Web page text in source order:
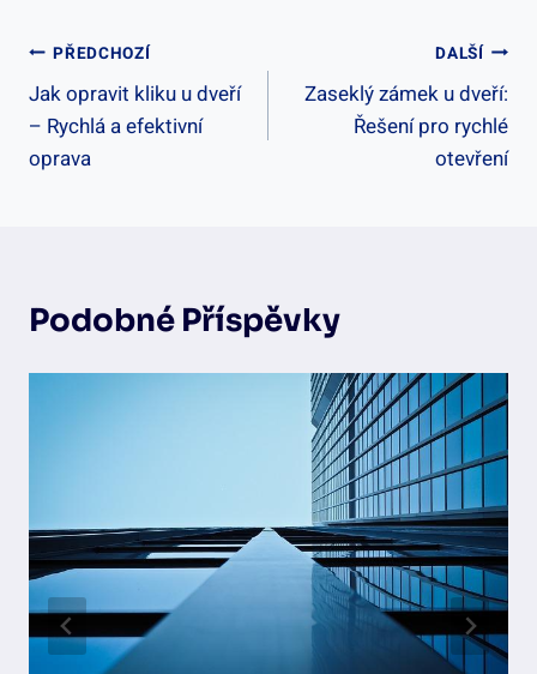
Navigace
Pro
Příspěvek
PŘEDCHOZÍ
Jak opravit kliku u dveří
– Rychlá a efektivní
oprava
DALŠÍ
Zaseklý zámek u dveří:
Řešení pro rychlé
otevření
Podobné Příspěvky